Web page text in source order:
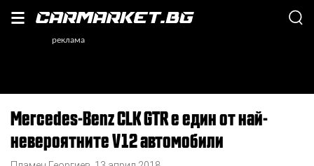
Mercedes-Benz CLK GTR е един от най-
невероятните V12 автомобили